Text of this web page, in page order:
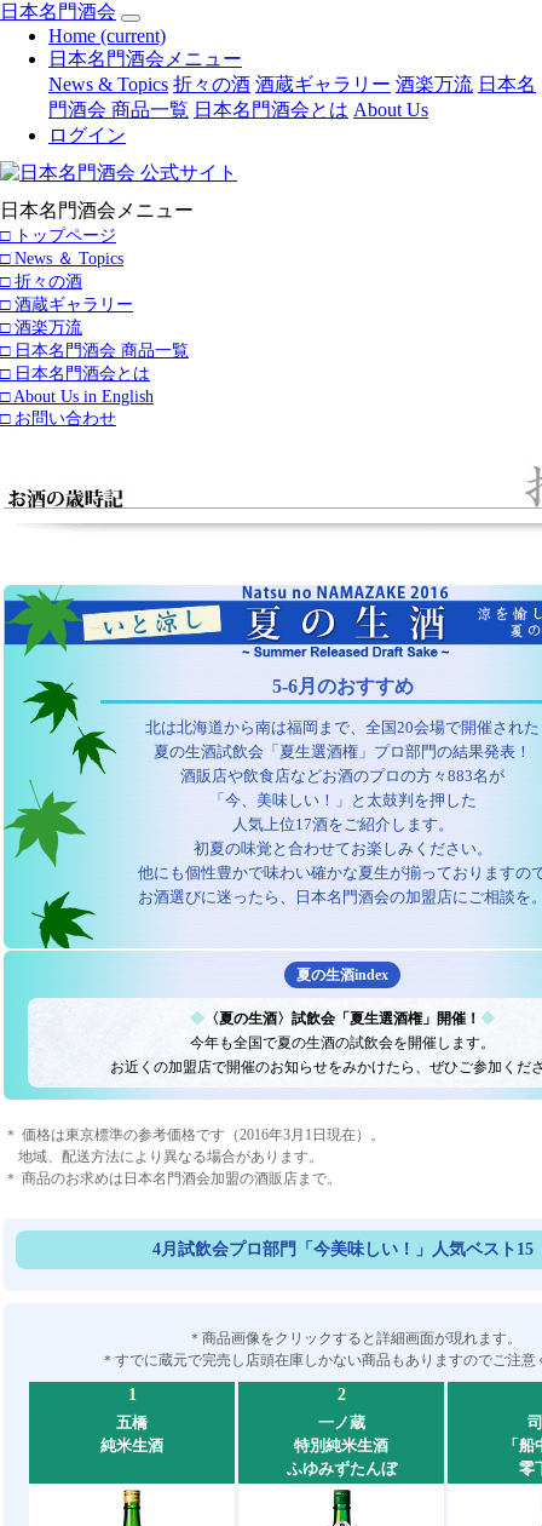
日本名門酒会
Home (current)
日本名門酒会メニュー
News & Topics 折々の酒 酒蔵ギャラリー 酒楽万流 日本名
門酒会 商品一覧 日本名門酒会とは About Us
ログイン
日本名門酒会メニュー
□ トップページ
□ News ＆ Topics
□ 折々の酒
□ 酒蔵ギャラリー
□ 酒楽万流
□ 日本名門酒会 商品一覧
□ 日本名門酒会とは
□ About Us in English
□ お問い合わせ
5-6月のおすすめ
北は北海道から南は福岡まで、全国20会場で開催された
夏の生酒試飲会「夏生選酒権」プロ部門の結果発表！
酒販店や飲食店などお酒のプロの方々883名が
「今、美味しい！」と太鼓判を押した
人気上位17酒をご紹介します。
初夏の味覚と合わせてお楽しみください。
他にも個性豊かで味わい確かな夏生が揃っておりますの
お酒選びに迷ったら、日本名門酒会の加盟店にご相談を
夏の生酒index
◆ 〈夏の生酒〉試飲会「夏生選酒権」開催！ ◆
今年も全国で夏の生酒の試飲会を開催します。
お近くの加盟店で開催のお知らせをみかけたら、ぜひご参加くだ
＊ 価格は東京標準の参考価格です（2016年3月1日現在）。
地域、配送方法により異なる場合があります。
＊ 商品のお求めは日本名門酒会加盟の酒販店まで。
4月試飲会プロ部門「今美味しい！」人気ベスト15
＊商品画像をクリックすると詳細画面が現れます。
＊すでに蔵元で完売し店頭在庫しかない商品もありますのでご注意
1
五橋
純米生酒
2
一ノ蔵
特別純米生酒
ふゆみずたんぼ
「
零